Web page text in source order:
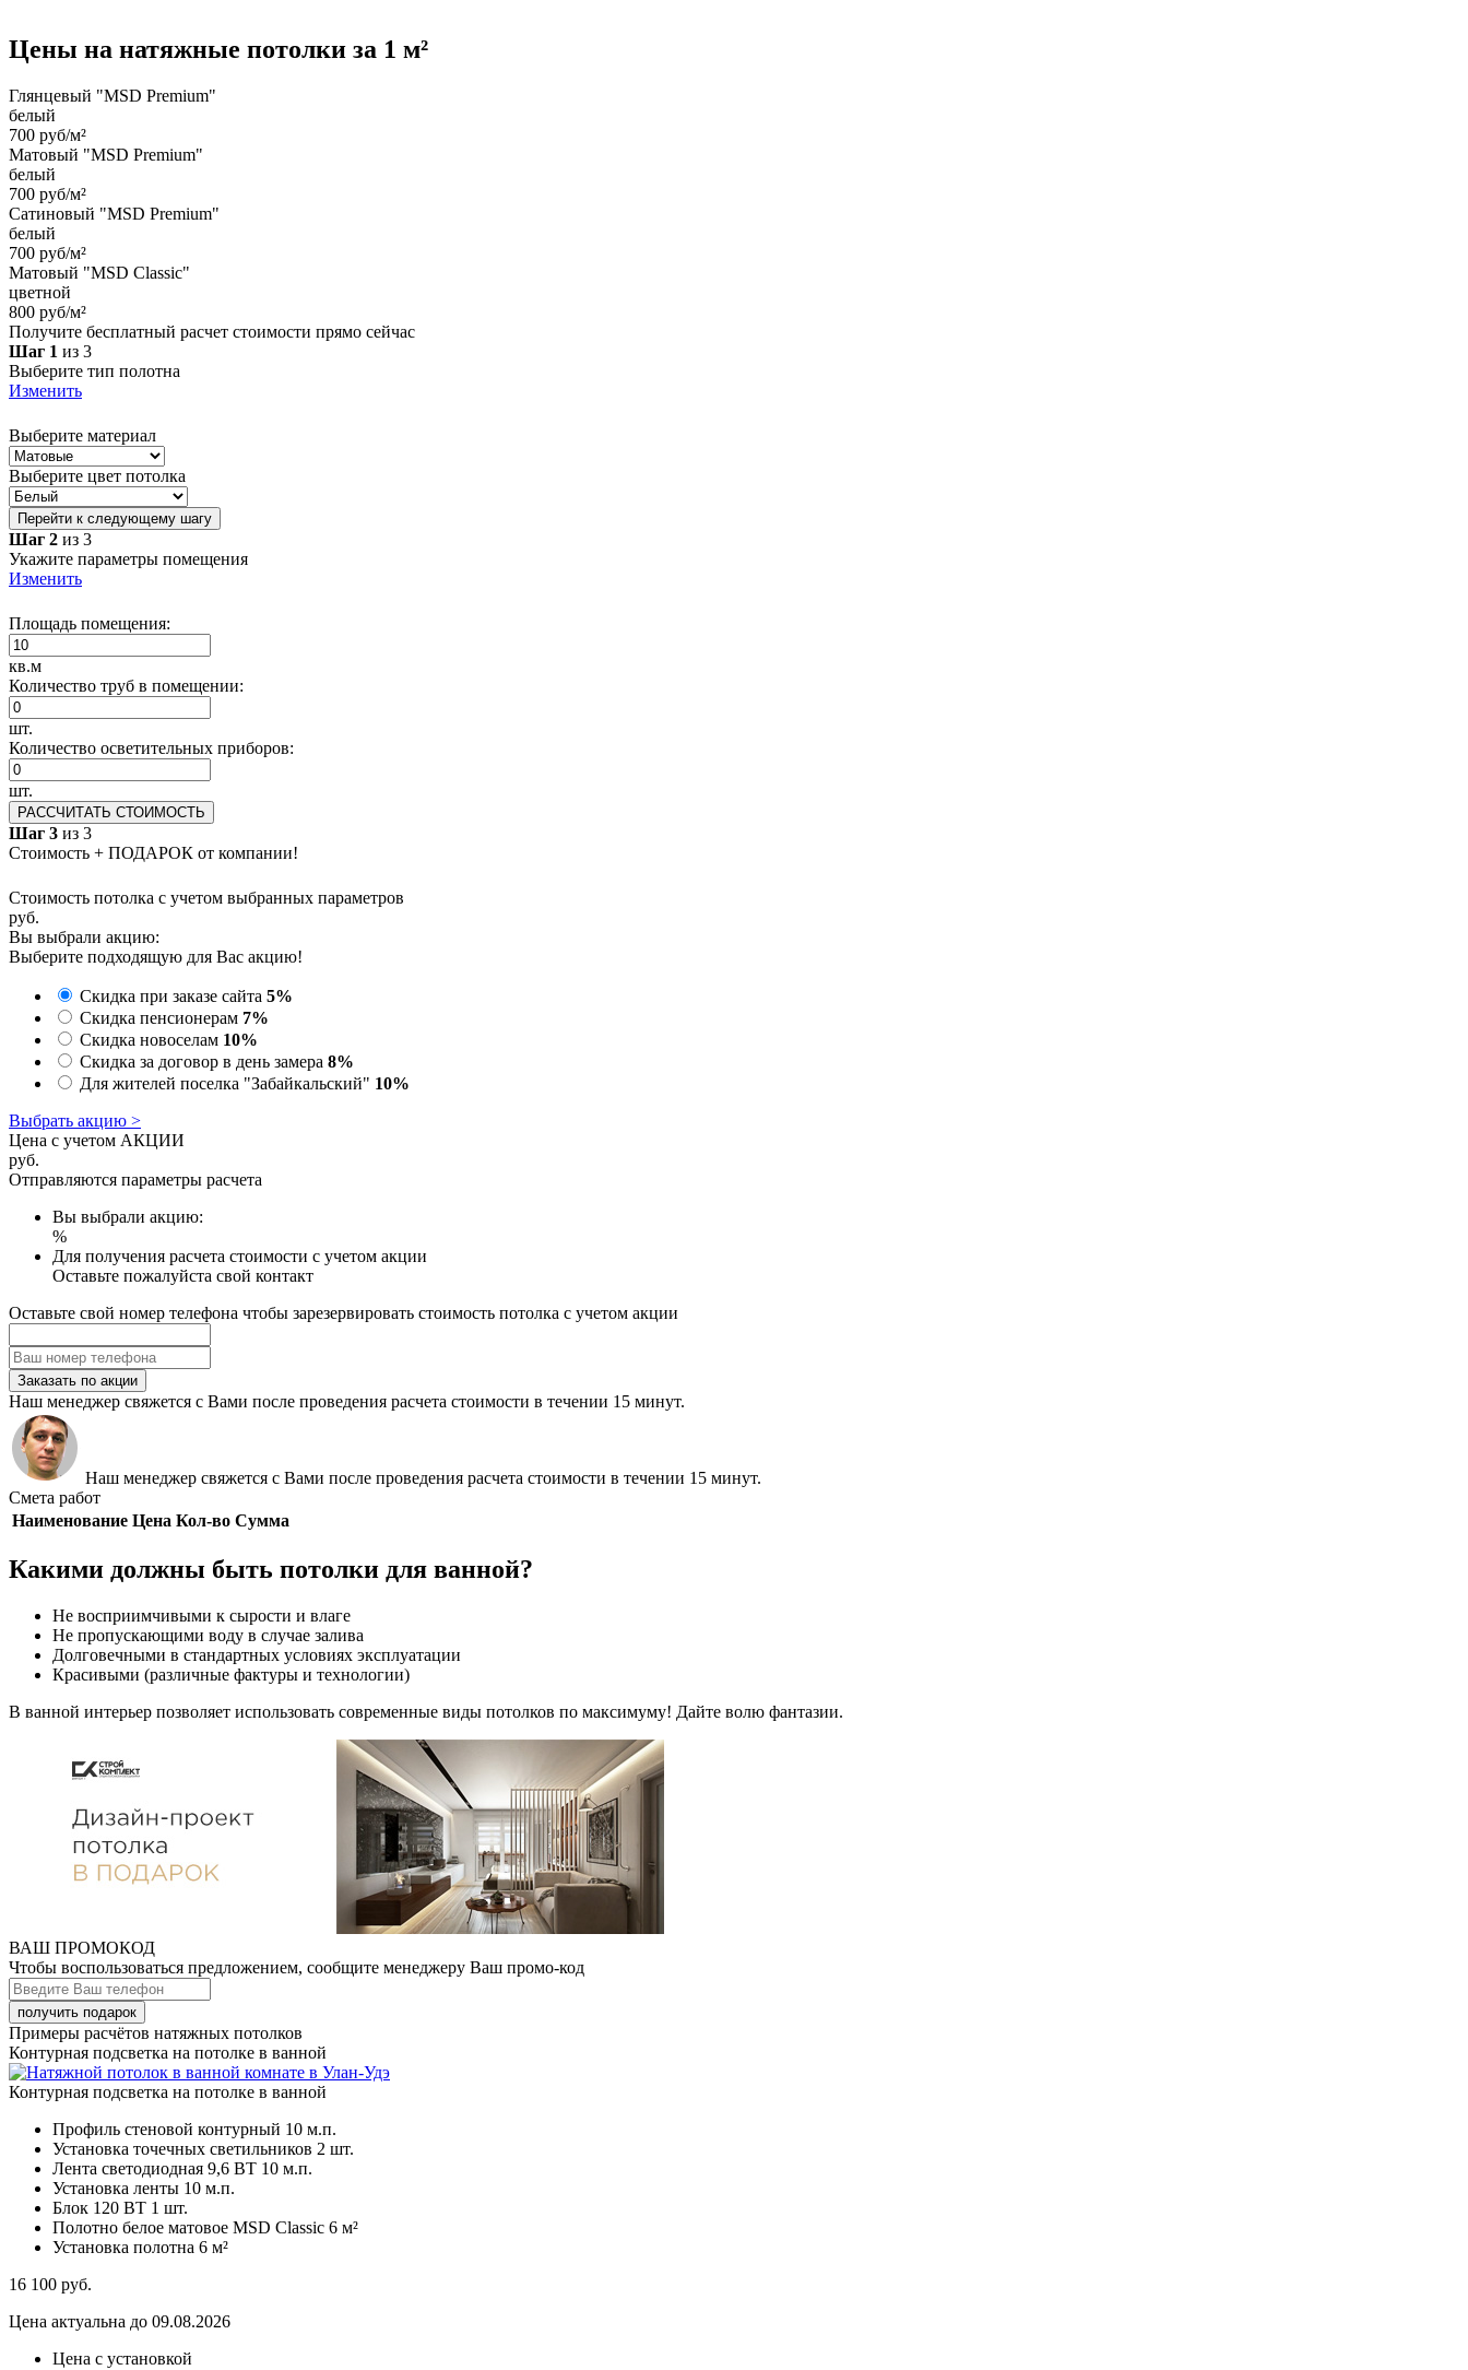
Цены на натяжные потолки за 1 м²
Глянцевый "MSD Premium"
белый
700 руб/м²
Матовый "MSD Premium"
белый
700 руб/м²
Сатиновый "MSD Premium"
белый
700 руб/м²
Матовый "MSD Classic"
цветной
800 руб/м²
Получите бесплатный расчет стоимости прямо сейчас
Шаг 1 из 3
Выберите тип полотна
Изменить
Выберите материал
Выберите цвет потолка
Перейти к следующему шагу
Шаг 2 из 3
Укажите параметры помещения
Изменить
Площадь помещения:
кв.м
Количество труб в помещении:
шт.
Количество осветительных приборов:
шт.
РАССЧИТАТЬ СТОИМОСТЬ
Шаг 3 из 3
Стоимость + ПОДАРОК от компании!
Стоимость потолка с учетом выбранных параметров
руб.
Вы выбрали акцию:
Выберите подходящую для Вас акцию!
Скидка при заказе сайта 5%
Скидка пенсионерам 7%
Скидка новоселам 10%
Скидка за договор в день замера 8%
Для жителей поселка "Забайкальский" 10%
Выбрать акцию >
Цена с учетом АКЦИИ
руб.
Отправляются параметры расчета
Вы выбрали акцию:
%
Для получения расчета стоимости с учетом акции
Оставьте пожалуйста свой контакт
Оставьте свой номер телефона чтобы зарезервировать стоимость потолка с учетом акции
Заказать по акции
Наш менеджер свяжется с Вами после проведения расчета стоимости в течении 15 минут.
Наш менеджер свяжется с Вами после проведения расчета стоимости в течении 15 минут.
Смета работ
Наименование Цена Кол-во Сумма
Какими должны быть потолки для ванной?
Не восприимчивыми к сырости и влаге
Не пропускающими воду в случае залива
Долговечными в стандартных условиях эксплуатации
Красивыми (различные фактуры и технологии)
В ванной интерьер позволяет использовать современные виды потолков по максимуму! Дайте волю фантазии.
ВАШ ПРОМОКОД
Чтобы воспользоваться предложением, сообщите менеджеру Ваш промо-код
Примеры расчётов натяжных потолков
Контурная подсветка на потолке в ванной
Контурная подсветка на потолке в ванной
Профиль стеновой контурный 10 м.п.
Установка точечных светильников 2 шт.
Лента светодиодная 9,6 ВТ 10 м.п.
Установка ленты 10 м.п.
Блок 120 ВТ 1 шт.
Полотно белое матовое MSD Classic 6 м²
Установка полотна 6 м²
16 100 руб.
Цена актуальна до 09.08.2026
Цена с установкой